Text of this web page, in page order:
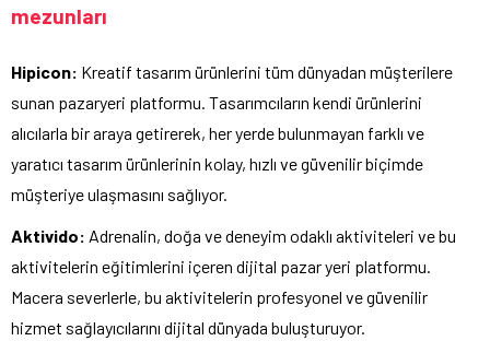
mezunları
Hipicon: Kreatif tasarım ürünlerini tüm dünyadan müşterilere
sunan pazaryeri platformu. Tasarımcıların kendi ürünlerini
alıcılarla bir araya getirerek, her yerde bulunmayan farklı ve
yaratıcı tasarım ürünlerinin kolay, hızlı ve güvenilir biçimde
müşteriye ulaşmasını sağlıyor.
Aktivido: Adrenalin, doğa ve deneyim odaklı aktiviteleri ve bu
aktivitelerin eğitimlerini içeren dijital pazar yeri platformu.
Macera severlerle, bu aktivitelerin profesyonel ve güvenilir
hizmet sağlayıcılarını dijital dünyada buluşturuyor.